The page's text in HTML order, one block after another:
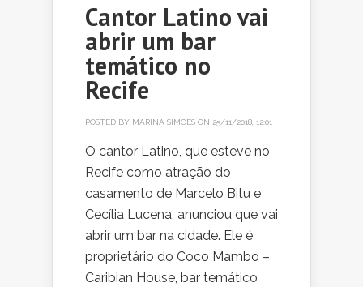
Cantor Latino vai
abrir um bar
temático no
Recife
POSTED BY MARINA SIMÕES ON 25/11/2018, 12:01
O cantor Latino, que esteve no
Recife como atração do
casamento de Marcelo Bitu e
Cecília Lucena, anunciou que vai
abrir um bar na cidade. Ele é
proprietário do Coco Mambo –
Caribian House, bar temático